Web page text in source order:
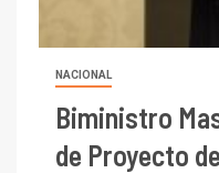
NACIONAL
Biministro
de Proyecto